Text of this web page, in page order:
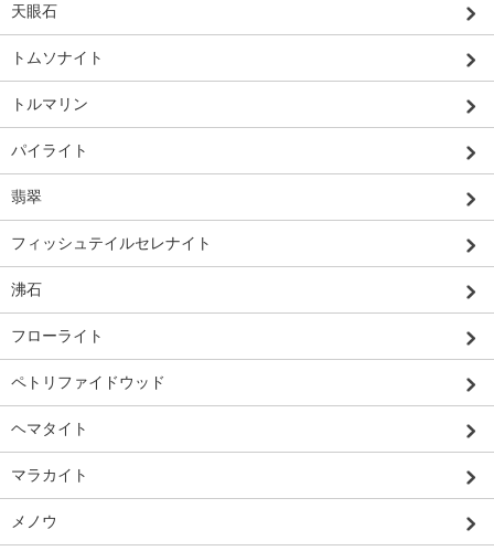
天眼石
トムソナイト
トルマリン
パイライト
翡翠
フィッシュテイルセレナイト
沸石
フローライト
ペトリファイドウッド
ヘマタイト
マラカイト
メノウ